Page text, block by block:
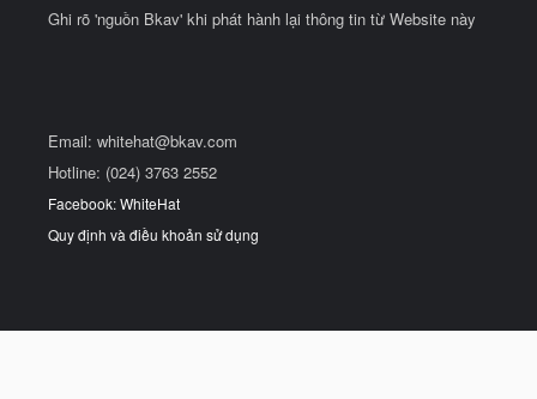
Ghi rõ 'nguồn Bkav' khi phát hành lại thông tin từ Website này
Email: whitehat@bkav.com
Hotline: (024) 3763 2552
Facebook: WhiteHat
Quy định và điều khoản sử dụng